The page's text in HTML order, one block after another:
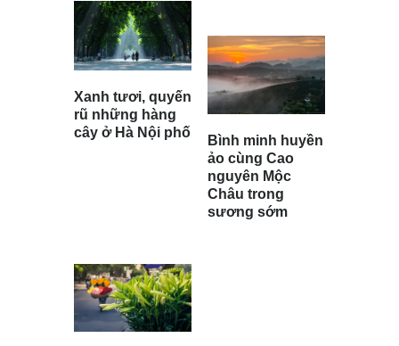
Xanh tươi, quyến
rũ những hàng
cây ở Hà Nội phố
Bình minh huyền
ảo cùng Cao
nguyên Mộc
Châu trong
sương sớm